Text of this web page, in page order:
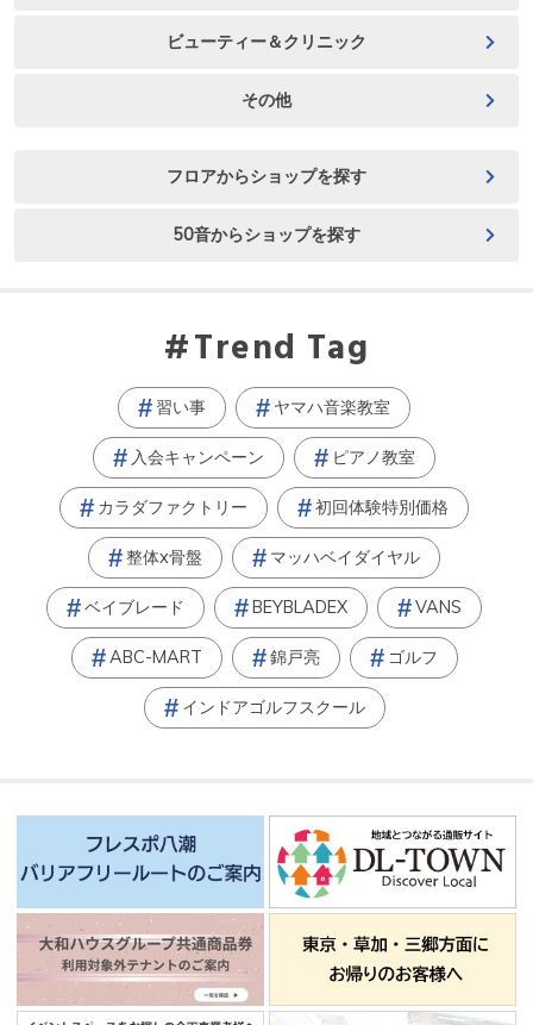
ビューティー＆クリニック
その他
フロアからショップを探す
50音からショップを探す
Trend Tag
習い事 ヤマハ音楽教室
入会キャンペーン ピアノ教室
カラダファクトリー 初回体験特別価格
整体x骨盤 マッハベイダイヤル
ベイブレード BEYBLADEX VANS
ABC-MART 錦戸亮 ゴルフ
インドアゴルフスクール